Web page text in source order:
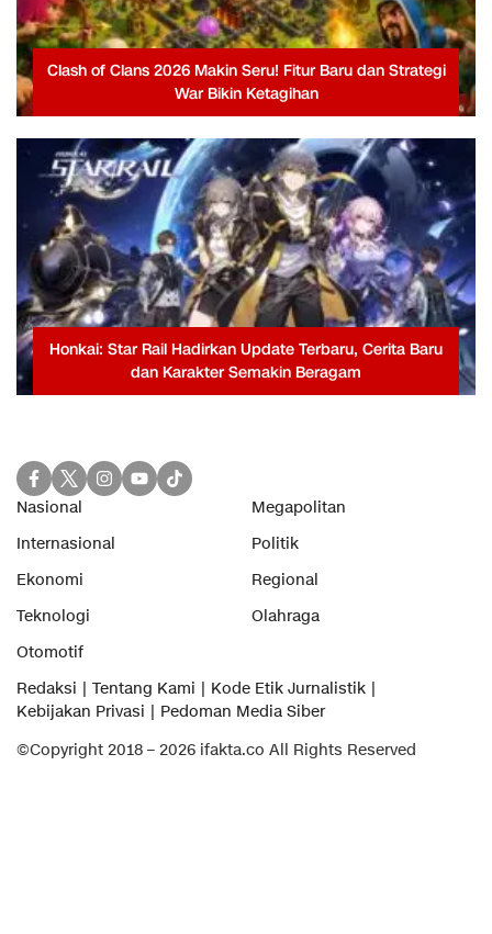
Clash of Clans 2026 Makin Seru! Fitur Baru dan Strategi
War Bikin Ketagihan
Honkai: Star Rail Hadirkan Update Terbaru, Cerita Baru
dan Karakter Semakin Beragam
Nasional
Megapolitan
Internasional
Politik
Ekonomi
Regional
Teknologi
Olahraga
Otomotif
Redaksi
Tentang Kami
Kode Etik Jurnalistik
Kebijakan Privasi
Pedoman Media Siber
©Copyright 2018 – 2026 ifakta.co All Rights Reserved